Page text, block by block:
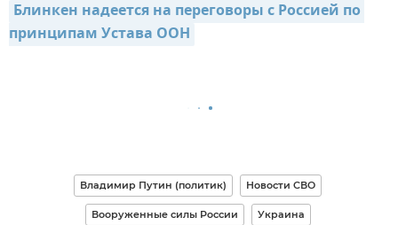
Блинкен надеется на переговоры с Россией по
принципам Устава ООН
Владимир Путин (политик) Новости СВО
Вооруженные силы России Украина